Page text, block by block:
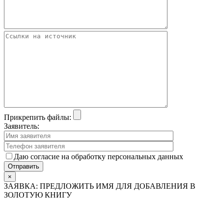
Прикрепить файлы:
Заявитель:
Даю согласие на обработку персональных данных
×
ЗАЯВКА: ПРЕДЛОЖИТЬ ИМЯ ДЛЯ ДОБАВЛЕНИЯ В
ЗОЛОТУЮ КНИГУ